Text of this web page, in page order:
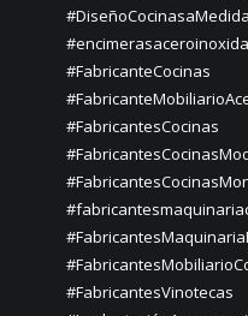
#FabricanteCocinas
#FabricantesCocinas
#FabricantesVinotecas